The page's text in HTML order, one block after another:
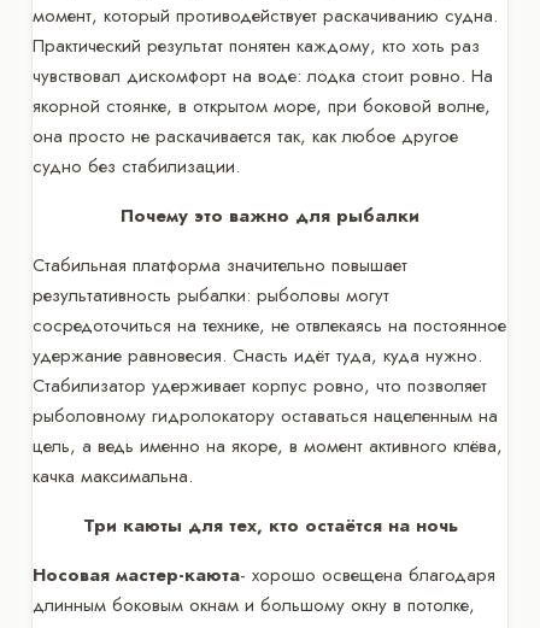
момент, который противодействует раскачиванию судна.
Практический результат понятен каждому, кто хоть раз
чувствовал дискомфорт на воде: лодка стоит ровно. На
якорной стоянке, в открытом море, при боковой волне,
она просто не раскачивается так, как любое другое
судно без стабилизации.
Почему это важно для рыбалки
Стабильная платформа значительно повышает
результативность рыбалки: рыболовы могут
сосредоточиться на технике, не отвлекаясь на постоянное
удержание равновесия. Снасть идёт туда, куда нужно.
Стабилизатор удерживает корпус ровно, что позволяет
рыболовному гидролокатору оставаться нацеленным на
цель, а ведь именно на якоре, в момент активного клёва,
качка максимальна.
Три каюты для тех, кто остаётся на ночь
Носовая мастер-каюта- хорошо освещена благодаря
длинным боковым окнам и большому окну в потолке,